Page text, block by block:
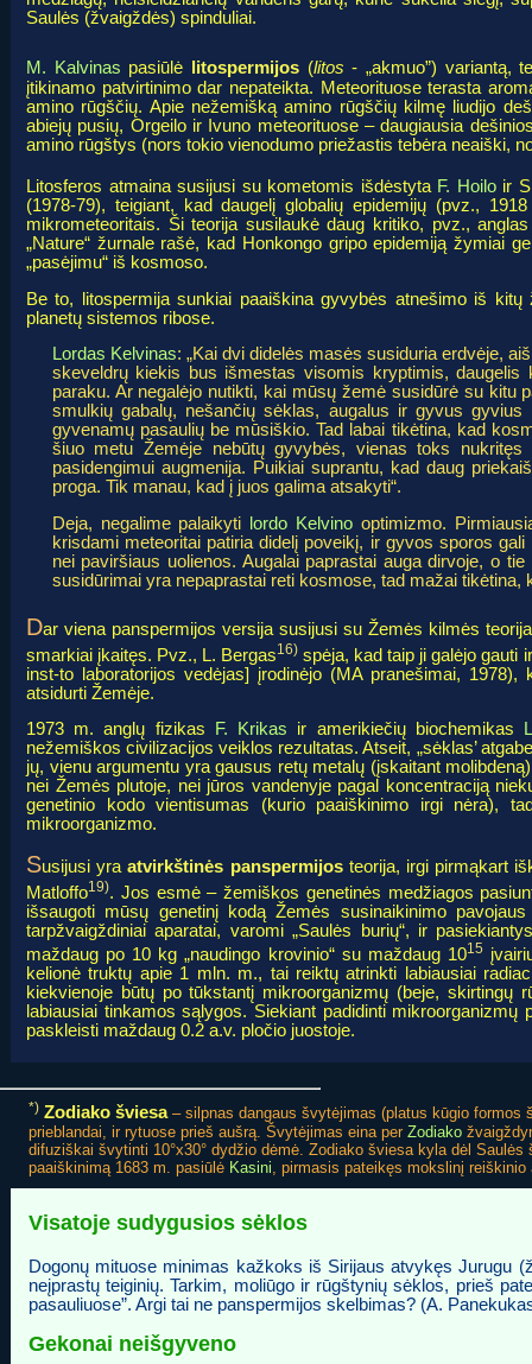
Saulės (žvaigždės) spinduliai.
M. Kalvinas pasiūlė litospermijos (litos - „akmuo”) variantą,
įtikinamo patvirtinimo dar nepateikta. Meteorituose terasta
amino rūgščių. Apie nežemišką amino rūgščių kilmę liudijo
abiejų pusių, Orgeilo ir Ivuno meteorituose – daugiausia
amino rūgštys (nors tokio vienodumo priežastis tebėra neaiški,
Litosferos atmaina susijusi su kometomis išdėstyta F. Hoiloir
(1978-79), teigiant, kad daugelį globalių epidemijų (pvz.,
mikrometeoritais. Ši teorija susilaukė daug kritiko, pvz.,
„Nature“ žurnale rašė, kad Honkongo gripo epidemiją žymiai
„pasėjimu“ iš kosmoso.
Be to, litospermija sunkiai paaiškina gyvybės atnešimo iš
planetų sistemos ribose.
Lordas Kelvinas: „Kai dvi didelės masės susiduria erdvėje,
skeveldrų kiekis bus išmestas visomis kryptimis,
paraku. Ar negalėjo nutikti, kai mūsų žemė susidūrė su kitu
smulkių gabalų, nešančių sėklas, augalus ir gyvus
gyvenamų pasaulių be mūsiškio. Tad labai tikėtina, kad
šiuo metu Žemėje nebūtų gyvybės, vienas toks
pasidengimui augmenija. Puikiai suprantu, kad daug
proga. Tik manau, kad į juos galima atsakyti“.
Deja, negalime palaikyti
lordo Kelvino optimizmo.
krisdami meteoritai patiria didelį poveikį, ir gyvos sporos
nei paviršiaus uolienos. Augalai paprastai auga dirvoje, o
susidūrimai yra nepaprastai reti kosmose, tad mažai
Dar viena panspermijos versija susijusi su Žemės kilmės
smarkiai įkaitęs. Pvz., L. Bergas16) spėja, kad taip ji galėjo gauti
inst-to laboratorijos vedėjas] įrodinėjo (MA pranešimai,
atsidurti Žemėje.
1973 m. anglų fizikas
F. Krikas ir amerikiečių biochemikas
nežemiškos civilizacijos veiklos rezultatas. Atseit, „sėklas’
jų, vienu argumentu yra gausus retų metalų (įskaitant
nei Žemės plutoje, nei jūros vandenyje pagal koncentraciją
genetinio kodo vientisumas (kurio paaiškinimo irgi nėra),
mikroorganizmo.
Susijusi yraatvirkštinės panspermijosteorija, irgi pirmąkart
Matloffo19). Jos esmė – žemiškos genetinės medžiagos
išsaugoti mūsų genetinį kodą Žemės susinaikinimo
tarpžvaigždiniai aparatai, varomi „Saulės burių“, ir
maždaug po 10 kg „naudingo krovinio“ su maždaug 1015
kelionė truktų apie 1 mln. m., tai reiktų atrinkti labiausiai
kiekvienoje būtų po tūkstantį mikroorganizmų (beje, skirtingų
labiausiai tinkamos sąlygos. Siekiant padidinti
paskleisti maždaug 0.2 a.v. pločio juostoje.
*) Zodiako šviesa– silpnas dangaus švytėjimas (platus kūgio formos
prieblandai, ir rytuose prieš aušrą. Švytėjimas eina perZodiako
difuziškai švytinti 10°x30° dydžio dėmė. Zodiako šviesa kyla dėl
paaiškinimą 1683 m. pasiūlė Kasini, pirmasis pateikęs mokslinį reiškinio
Visatoje sudygusios sėklos
Dogonų mituose minimas kažkoks iš Sirijaus atvykęs Jurugu
neįprastų teiginių. Tarkim, moliūgo ir rūgštynių sėklos, prieš
pasauliuose”. Argi tai ne panspermijos skelbimas? (A.
Gekonai neišgyveno